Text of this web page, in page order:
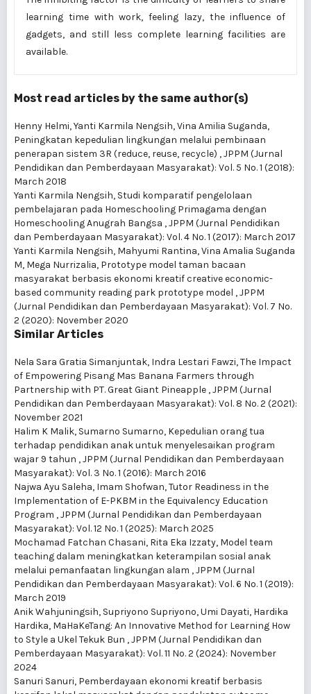
learning time with work, feeling lazy, the influence of
gadgets, and still less complete learning facilities are
available.
Most read articles by the same author(s)
Henny Helmi, Yanti Karmila Nengsih, Vina Amilia Suganda,
Peningkatan kepedulian lingkungan melalui pembinaan
penerapan sistem 3R (reduce, reuse, recycle) ,JPPM (Jurnal
Pendidikan dan Pemberdayaan Masyarakat): Vol. 5 No. 1 (2018):
March 2018
Yanti Karmila Nengsih, Studi komparatif pengelolaan
pembelajaran pada Homeschooling Primagama dengan
Homeschooling Anugrah Bangsa ,JPPM (Jurnal Pendidikan
dan Pemberdayaan Masyarakat): Vol. 4 No. 1 (2017): March 2017
Yanti Karmila Nengsih, Mahyumi Rantina, Vina Amalia Suganda
M, Mega Nurrizalia, Prototype model taman bacaan
masyarakat berbasis ekonomi kreatif creative economic-
based community reading park prototype model ,JPPM
(Jurnal Pendidikan dan Pemberdayaan Masyarakat): Vol. 7 No.
2 (2020): November 2020
Similar Articles
Nela Sara Gratia Simanjuntak, Indra Lestari Fawzi,The Impact
of Empowering Pisang Mas Banana Farmers through
Partnership with PT. Great Giant Pineapple ,JPPM (Jurnal
Pendidikan dan Pemberdayaan Masyarakat): Vol. 8 No. 2 (2021):
November 2021
Halim K Malik, Sumarno Sumarno, Kepedulian orang tua
terhadap pendidikan anak untuk menyelesaikan program
wajar 9 tahun ,JPPM (Jurnal Pendidikan dan Pemberdayaan
Masyarakat): Vol. 3 No. 1 (2016): March 2016
Najwa Ayu Saleha, Imam Shofwan,Tutor Readiness in the
Implementation of E-PKBM in the Equivalency Education
Program ,JPPM (Jurnal Pendidikan dan Pemberdayaan
Masyarakat): Vol. 12 No. 1 (2025): March 2025
Mochamad Fatchan Chasani, Rita Eka Izzaty, Model team
teaching dalam meningkatkan keterampilan sosial anak
melalui pemanfaatan lingkungan alam ,JPPM (Jurnal
Pendidikan dan Pemberdayaan Masyarakat): Vol. 6 No. 1 (2019):
March 2019
Anik Wahjuningsih, Supriyono Supriyono, Umi Dayati, Hardika
Hardika, MaHaKeTang: An Innovative Method for Learning How
to Style a Ukel Tekuk Bun ,JPPM (Jurnal Pendidikan dan
Pemberdayaan Masyarakat): Vol. 11 No. 2 (2024): November
2024
Sanuri Sanuri, Pemberdayaan ekonomi kreatif berbasis